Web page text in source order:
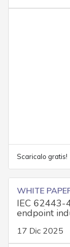
Scaricalo gratis!
WHITE
IEC 62443-
endpoint
17 Dic 2025